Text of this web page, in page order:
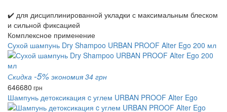
✔️ для дисциплинированной укладки с максимальным блеском
и сильной фиксацией
Комплексное применение
Сухой шампунь Dry Shampoo URBAN PROOF Alter Ego 200 мл
Скидка -5% экономия 34 грн
646680 грн
Шампунь детоксикация c углем URBAN PROOF Alter Ego